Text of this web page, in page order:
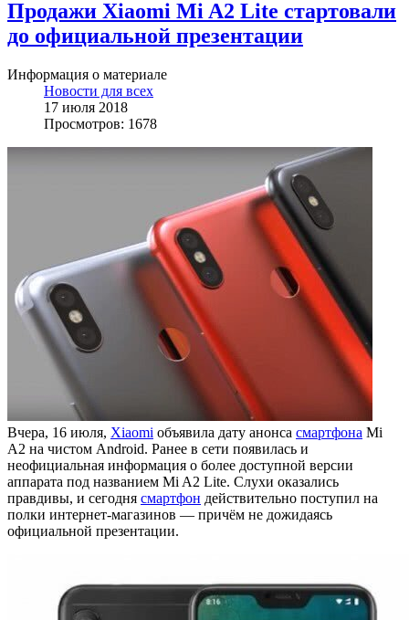
Продажи Xiaomi Mi A2 Lite стартовали
до официальной презентации
Информация о материале
Новости для всех
17 июля 2018
Просмотров: 1678
Вчера, 16 июля, Xiaomi объявила дату анонса смартфона Mi
A2 на чистом Android. Ранее в сети появилась и
неофициальная информация о более доступной версии
аппарата под названием Mi A2 Lite. Слухи оказались
правдивы, и сегодня смартфон действительно поступил на
полки интернет-магазинов — причём не дожидаясь
официальной презентации.